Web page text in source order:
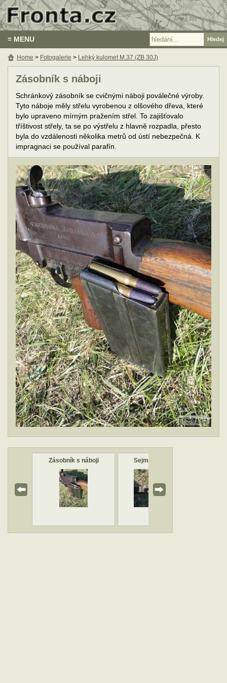
≡ MENU
Zásobník s náboji
Schránkový zásobník se cvičnými náboji poválečné výroby.
Tyto náboje měly střelu vyrobenou z olšového dřeva, které
bylo upraveno mírným pražením střel. To zajišťovalo
tříštivost střely, ta se po výstřelu z hlavně rozpadla, přesto
byla do vzdálenosti několika metrů od ústí nebezpečná. K
impragnaci se používal parafín.
Zásobník s náboji Sejmutý zásobník
Home > Fotogalerie > Lehký kulomet M.37 (ZB 30J)